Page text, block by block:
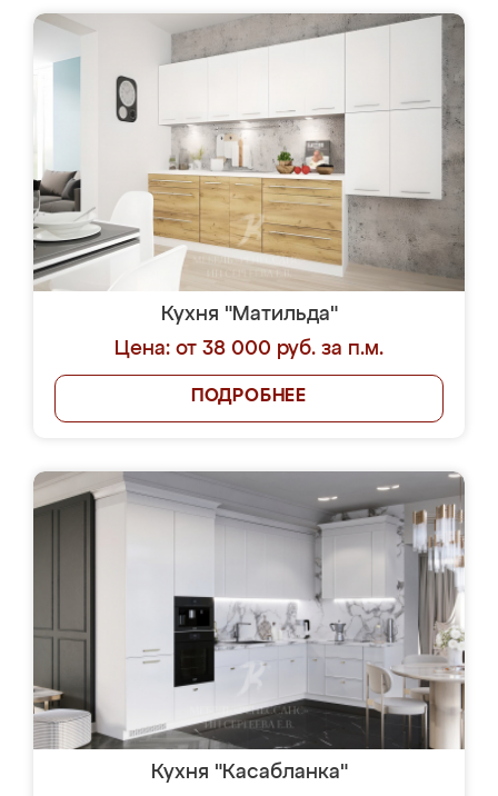
Кухня "Матильда"
Цена: от 38 000 руб. за п.м.
ПОДРОБНЕЕ
Кухня "Касабланка"